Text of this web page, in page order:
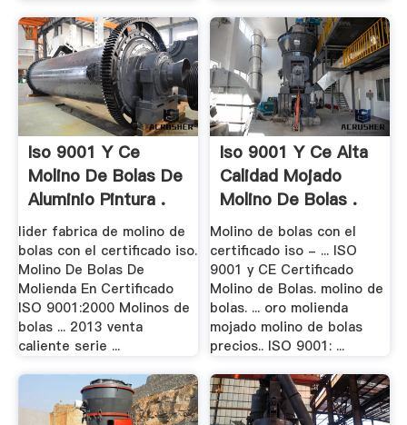
Iso 9001 Y Ce
Molino De Bolas De
Aluminio Pintura .
lider fabrica de molino de
bolas con el certificado iso.
Molino De Bolas De
Molienda En Certificado
ISO 9001:2000 Molinos de
bolas ... 2013 venta
caliente serie ...
Iso 9001 Y Ce Alta
Calidad Mojado
Molino De Bolas .
Molino de bolas con el
certificado iso - ... ISO
9001 y CE Certificado
Molino de Bolas. molino de
bolas. ... oro molienda
mojado molino de bolas
precios.. ISO 9001: ...